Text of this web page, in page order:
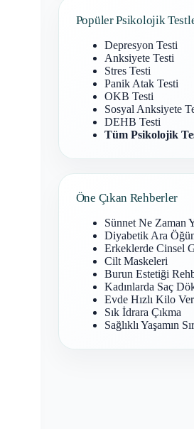
Popüler Psikolojik
Depresyon Testi
Anksiyete Testi
Stres Testi
Panik Atak Testi
OKB Testi
Sosyal Anksiyete
DEHB Testi
Tüm Psikolojik
Öne Çıkan Rehberler
Sünnet Ne Zaman
Diyabetik Ara
Erkeklerde Cinsel
Cilt Maskeleri
Burun Estetiği
Kadınlarda Saç
Evde Hızlı Kilo
Sık İdrara Çıkma
Sağlıklı Yaşamın